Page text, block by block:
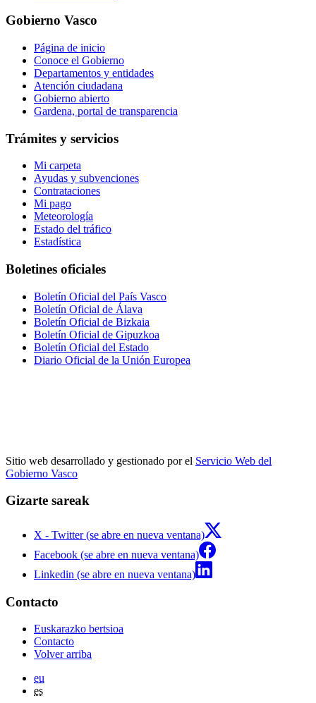
Gobierno Vasco
Página de inicio
Conoce el Gobierno
Departamentos y entidades
Atención ciudadana
Gobierno abierto
Gardena, portal de transparencia
Trámites y servicios
Mi carpeta
Ayudas y subvenciones
Contrataciones
Mi pago
Meteorología
Estado del tráfico
Estadística
Boletines oficiales
Boletín Oficial del País Vasco
Boletín Oficial de Álava
Boletín Oficial de Bizkaia
Boletín Oficial de Gipuzkoa
Boletín Oficial del Estado
Diario Oficial de la Unión Europea
Sitio web desarrollado y gestionado por el Servicio Web del
Gobierno Vasco
Gizarte sareak
X - Twitter (se abre en nueva ventana)
Facebook (se abre en nueva ventana)
Linkedin (se abre en nueva ventana)
Contacto
Euskarazko bertsioa
Contacto
Volver arriba
eu
es